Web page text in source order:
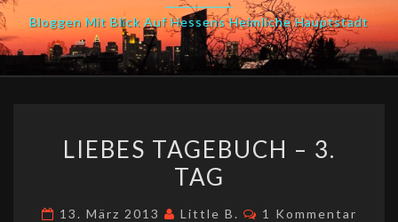
Bloggen Mit Blick Auf Hessens Heimliche Hauptstadt
TAGEBUCH
–
LIEBES TAGEBUCH – 3.
TAG
13. März 2013 Little B. Kommentare
1 Kommentar